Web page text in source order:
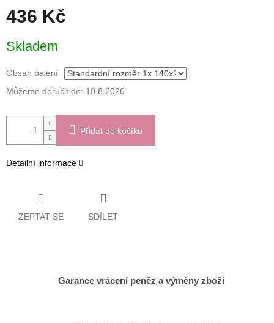
436 Kč
cena:
Skladem
Obsah balení
Můžeme doručit do: 10.8.2026
Přidat do košíku
Detailní informace
ZEPTAT SE SDÍLET
Garance vrácení peněz a výměny zboží